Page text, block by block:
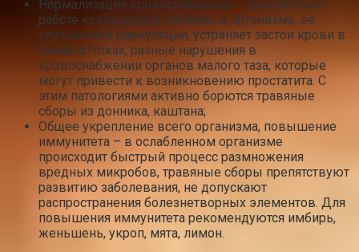
Нормализация кровоснабжения – способствует
работе кровеносной системы в организме, ее
улучшенной циркуляции, устраняет застои крови в
лимфооттоках, разные нарушения в
кровоснабжении органов малого таза, которые
могут привести к возникновению простатита. С
этим патологиями активно борются травяные
сборы из донника, каштана;
Общее укрепление всего организма, повышение
иммунитета – в ослабленном организме
происходит быстрый процесс размножения
вредных микробов, травяные сборы препятствуют
развитию заболевания, не допускают
распространения болезнетворных элементов. Для
повышения иммунитета рекомендуются имбирь,
женьшень, укроп, мята, лимон.